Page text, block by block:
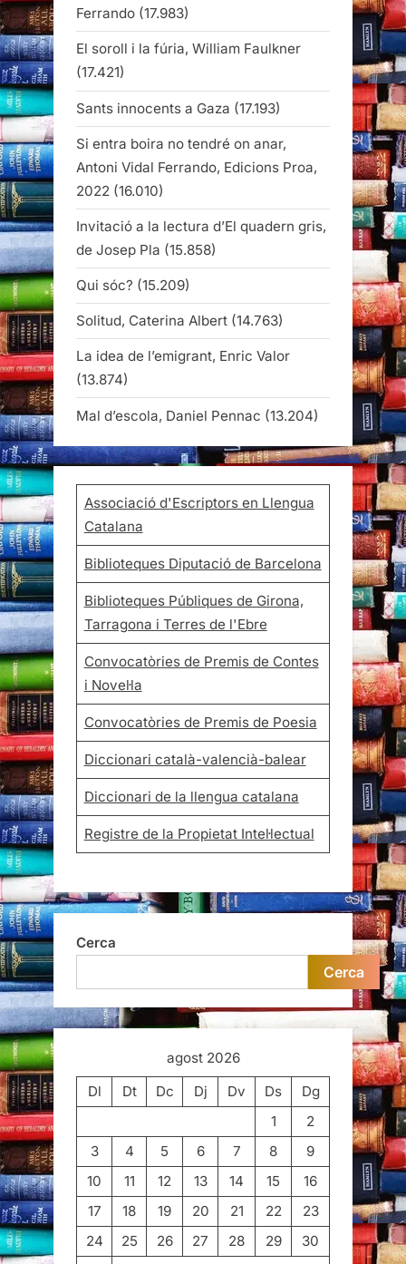
Ferrando (17.983)
El soroll i la fúria, William Faulkner
(17.421)
Sants innocents a Gaza (17.193)
Si entra boira no tendré on anar,
Antoni Vidal Ferrando, Edicions Proa,
2022 (16.010)
Invitació a la lectura d’El quadern gris,
de Josep Pla (15.858)
Qui sóc? (15.209)
Solitud, Caterina Albert (14.763)
La idea de l’emigrant, Enric Valor
(13.874)
Mal d’escola, Daniel Pennac (13.204)
Associació d'Escriptors en Llengua
Catalana
Biblioteques Diputació de Barcelona
Biblioteques Públiques de Girona,
Tarragona i Terres de l'Ebre
Convocatòries de Premis de Contes
i Novel·la
Convocatòries de Premis de Poesia
Diccionari català-valencià-balear
Diccionari de la llengua catalana
Registre de la Propietat Intel·lectual
Cerca
Cerca
agost 2026
Dl
Dt Dc Dj Dv Ds
Dg
1
2
3
4 5 6 7 8
9
10
11 12 13 14 15
16
17
18 19 20 21 22
23
24
25 26 27 28 29
30